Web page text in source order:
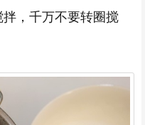
，千万不要转圈搅